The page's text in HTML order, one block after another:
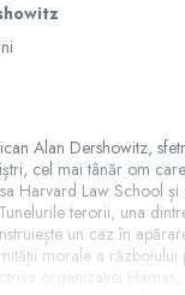
Alan Dershowitz,
cel mai tânăr om
Harvard Law School
terorii, una
un caz în
morale a războiului
organizației Hamas,